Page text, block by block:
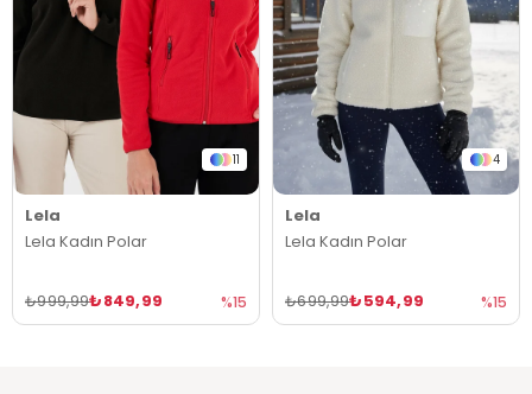
11
Lela
Lela Kadın Polar
₺849,99
₺999,99 %15
4
Lela
Lela Kadın Polar
₺594,99
₺699,99 %15